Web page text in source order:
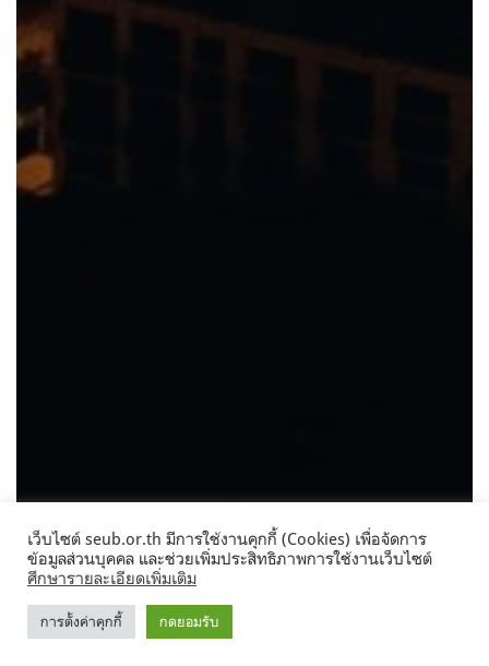
เว็บไซต์ seub.or.th มีการใช้งานคุกกี้ (Cookies) เพื่อจัดการ
ข้อมูลส่วนบุคคล และช่วยเพิ่มประสิทธิภาพการใช้งานเว็บไซต์
ศึกษารายละเอียดเพิ่มเติม
การตั้งค่าคุกกี้ กดยอมรับ